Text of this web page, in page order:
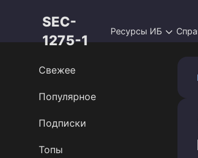
SEC-
1275-1
Ресурсы ИБ
Свежее
Популярное
Подписки
Топы